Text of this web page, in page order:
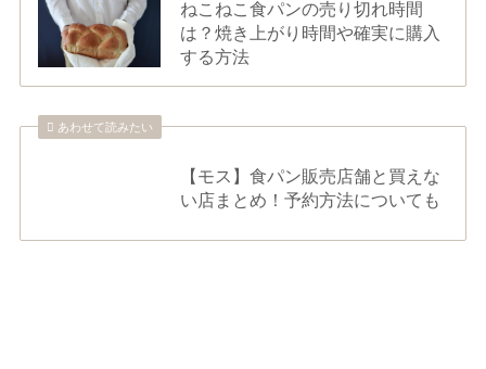
ねこねこ食パンの売り切れ時間
は？焼き上がり時間や確実に購入
する方法
あわせて読みたい
【モス】食パン販売店舗と買えな
い店まとめ！予約方法についても